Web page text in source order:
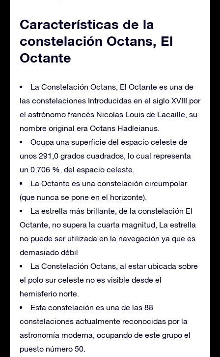
Características de la
constelación Octans, El
Octante
La Constelación Octans, El Octante es una de
las constelaciones Introducidas en el siglo XVIII por
el astrónomo francés Nicolas Louis de Lacaille, su
nombre original era Octans Hadleianus.
Ocupa una superficie del espacio celeste de
unos 291,0 grados cuadrados, lo cual representa
un 0,706 %, del espacio celeste.
La Octante es una constelación circumpolar
(que nunca se pone en el horizonte).
La estrella más brillante, de la constelación El
Octante, no supera la cuarta magnitud, La estrella
no puede ser utilizada en la navegación ya que es
demasiado débil
La Constelación Octans, al estar ubicada sobre
el polo sur celeste no es visible desde el
hemisferio norte.
Esta constelación es una de las 88
constelaciones actualmente reconocidas por la
astronomía moderna, ocupando de este grupo el
puesto número 50.